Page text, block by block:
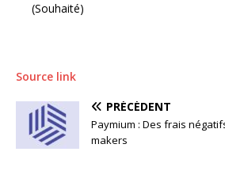
(Souhaité)
Source link
PRÉCÉDENT
Paymium : Des frais
makers